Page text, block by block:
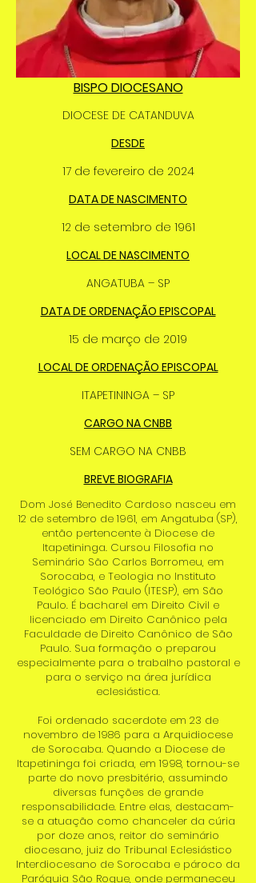
BISPO DIOCESANO
DIOCESE DE CATANDUVA
DESDE
17 de fevereiro de 2024
DATA DE NASCIMENTO
12 de setembro de 1961
LOCAL DE NASCIMENTO
ANGATUBA – SP
DATA DE ORDENAÇÃO EPISCOPAL
15 de março de 2019
LOCAL DE ORDENAÇÃO EPISCOPAL
ITAPETININGA – SP
CARGO NA CNBB
SEM CARGO NA CNBB
BREVE BIOGRAFIA
Dom José Benedito Cardoso nasceu em
12 de setembro de 1961, em Angatuba (SP),
então pertencente à Diocese de
Itapetininga. Cursou Filosofia no
Seminário São Carlos Borromeu, em
Sorocaba, e Teologia no Instituto
Teológico São Paulo (ITESP), em São
Paulo. É bacharel em Direito Civil e
licenciado em Direito Canônico pela
Faculdade de Direito Canônico de São
Paulo. Sua formação o preparou
especialmente para o trabalho pastoral e
para o serviço na área jurídica
eclesiástica.
Foi ordenado sacerdote em 23 de
novembro de 1986 para a Arquidiocese
de Sorocaba. Quando a Diocese de
Itapetininga foi criada, em 1998, tornou-se
parte do novo presbitério, assumindo
diversas funções de grande
responsabilidade. Entre elas, destacam-
se a atuação como chanceler da cúria
por doze anos, reitor do seminário
diocesano, juiz do Tribunal Eclesiástico
Interdiocesano de Sorocaba e pároco da
Paróquia São Roque, onde permaneceu